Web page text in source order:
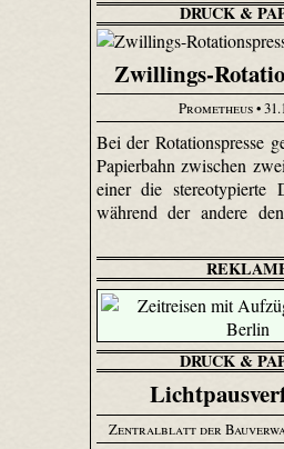
DRUCK &
Zwillings-
Prometheus•
Bei der Rotationspresse
Papierbahn zwischen
einer die stereotypierte
während der andere
DRUCK &
Zentralblatt der